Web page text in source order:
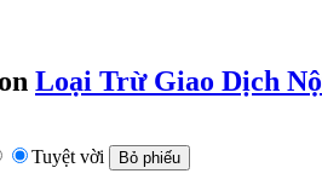
Loại Trừ Giao Dịch
Tuyệt vời